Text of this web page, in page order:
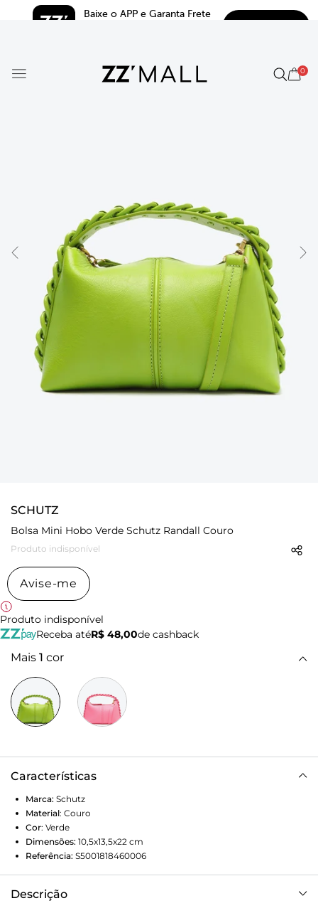
Baixe o APP e Garanta Frete
0
SCHUTZ
Bolsa Mini Hobo Verde Schutz Randall Couro
Produto indisponível
Avise-me
Produto indisponível
Receba atéR$ 48,00de cashback
Mais 1 cor
Características
Marca: Schutz
Material: Couro
Cor: Verde
Dimensões: 10,5x13,5x22 cm
Referência: S5001818460006
Descrição